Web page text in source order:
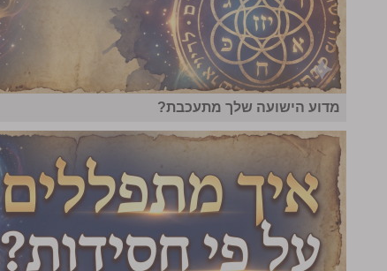
מדוע הישועה שלך מתעכבת?